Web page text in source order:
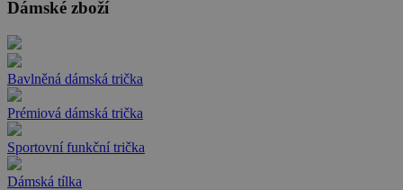
Dámské zboží
Bavlněná dámská trička
Prémiová dámská trička
Sportovní funkční trička
Dámská tílka